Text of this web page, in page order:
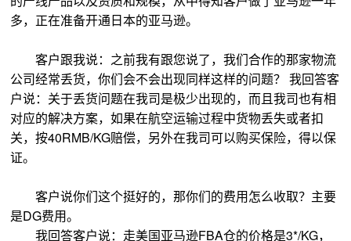
多，正在准备开通日本的亚马逊。
客户跟我说：之前我有跟您说了，我们合作的那家物流
公司经常丢货，你们会不会出现同样这样的问题？ 我回答客
户说：关于丢货问题在我司是极少出现的，而且我司也有相
对应的解决方案，如果在航空运输过程中货物丢失或者扣
关，按40RMB/KG赔偿，另外在我司可以购买保险，得以保
证。
客户说你们这个挺好的，那你们的费用怎么收取？主要
是DG费用。
我回答客户说：走美国亚马逊FBA仓的价格是3*/KG，